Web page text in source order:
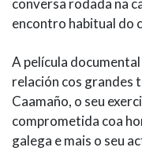
conversa rodada na
encontro habitual do
A película
relación cos grandes
Caamaño, o seu
comprometida coa
galega e mais o seu